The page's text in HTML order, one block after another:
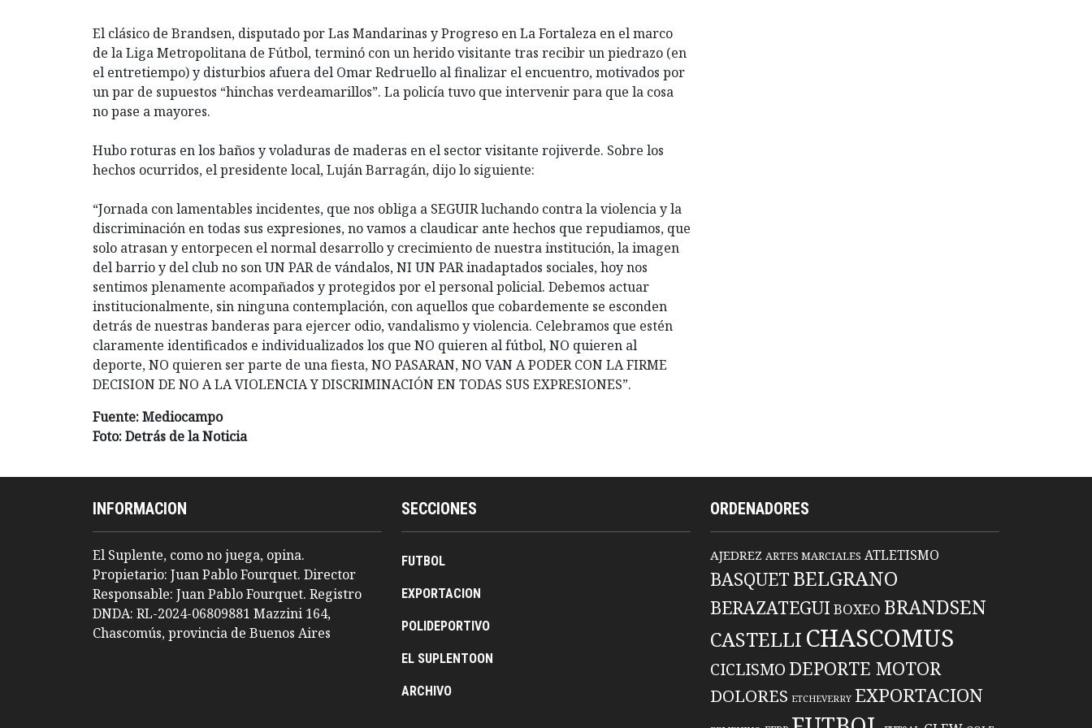
El clásico de Brandsen, disputado por Las Mandarinas y Progreso en La Fortaleza en el marco
de la Liga Metropolitana de Fútbol, terminó con un herido visitante tras recibir un piedrazo (en
el entretiempo) y disturbios afuera del Omar Redruello al finalizar el encuentro, motivados por
un par de supuestos “hinchas verdeamarillos”. La policía tuvo que intervenir para que la cosa
no pase a mayores.
Hubo roturas en los baños y voladuras de maderas en el sector visitante rojiverde. Sobre los
hechos ocurridos, el presidente local, Luján Barragán, dijo lo siguiente:
“Jornada con lamentables incidentes, que nos obliga a SEGUIR luchando contra la violencia y la
discriminación en todas sus expresiones, no vamos a claudicar ante hechos que repudiamos, que
solo atrasan y entorpecen el normal desarrollo y crecimiento de nuestra institución, la imagen
del barrio y del club no son UN PAR de vándalos, NI UN PAR inadaptados sociales, hoy nos
sentimos plenamente acompañados y protegidos por el personal policial. Debemos actuar
institucionalmente, sin ninguna contemplación, con aquellos que cobardemente se esconden
detrás de nuestras banderas para ejercer odio, vandalismo y violencia. Celebramos que estén
claramente identificados e individualizados los que NO quieren al fútbol, NO quieren al
deporte, NO quieren ser parte de una fiesta, NO PASARAN, NO VAN A PODER CON LA FIRME
DECISION DE NO A LA VIOLENCIA Y DISCRIMINACIÓN EN TODAS SUS EXPRESIONES”.
Fuente: Mediocampo
Foto: Detrás de la Noticia
INFORMACION
El Suplente, como no juega, opina.
Propietario: Juan Pablo Fourquet. Director
Responsable: Juan Pablo Fourquet. Registro
DNDA: RL-2024-06809881 Mazzini 164,
Chascomús, provincia de Buenos Aires
SECCIONES
FUTBOL
EXPORTACION
POLIDEPORTIVO
EL SUPLENTOON
ARCHIVO
ORDENADORES
AJEDREZ ARTES MARCIALES ATLETISMO
BASQUET BELGRANO
BERAZATEGUIBOXEO BRANDSEN
CASTELLI CHASCOMUS
CICLISMO DEPORTE MOTOR
DOLORES ETCHEVERRY EXPORTACION